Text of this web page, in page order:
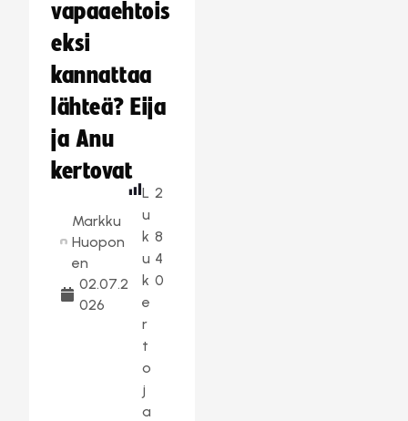
vapaaehtois
eksi
kannattaa
lähteä? Eija
ja Anu
kertovat
Markku
Huopon
en
02.07.2
026
L
u
k
u
k
e
r
t
o
j
a
2
8
4
0